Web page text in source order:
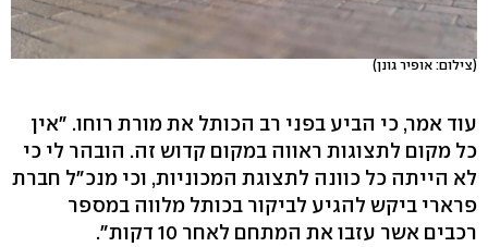
(צילום: אופיר גונן)
עוד אמר, כי הביע בפני רב הכותל את מורת רוחו. "אין
כל מקום לתצוגות ראווה במקום קדוש זה. הובהר לי כי
לא הייתה כל כוונה לתצוגת המכוניות, וכי מנכ"ל חברת
פרארי ביקש להגיע לביקור בכותל מלווה במספר
רכבים אשר עזבו את המתחם לאחר 10 דקות".